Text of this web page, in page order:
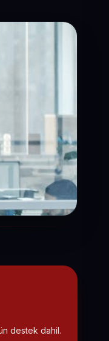
destek dahil.